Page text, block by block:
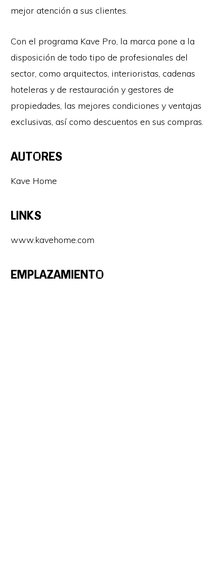
mejor atención a sus clientes.
Con el programa Kave Pro, la marca pone a la
disposición de todo tipo de profesionales del
sector, como arquitectos, interioristas, cadenas
hoteleras y de restauración y gestores de
propiedades, las mejores condiciones y ventajas
exclusivas, así como descuentos en sus compras.
AUTORES
Kave Home
LINKS
www.kavehome.com
EMPLAZAMIENTO